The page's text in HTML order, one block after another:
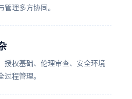
理多方协同。
授权基础、伦理审查、安全环境
程管理。